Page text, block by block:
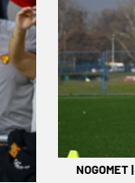
NOGOMET|